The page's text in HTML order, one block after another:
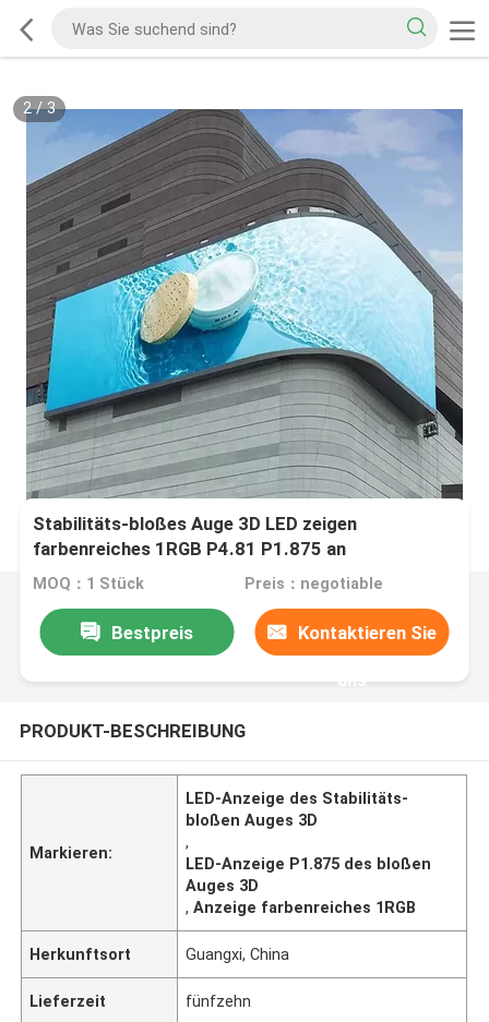
2/3
Stabilitäts-bloßes Auge 3D LED zeigen
farbenreiches 1RGB P4.81 P1.875 an
MOQ：1 Stück Preis：negotiable
Bestpreis Kontaktieren Sie
uns
PRODUKT-BESCHREIBUNG
Markieren:
LED-Anzeige des Stabilitäts-
bloßen Auges 3D
,
LED-Anzeige P1.875 des bloßen
Auges 3D
,Anzeige farbenreiches 1RGB
Herkunftsort Guangxi, China
Lieferzeit fünfzehn